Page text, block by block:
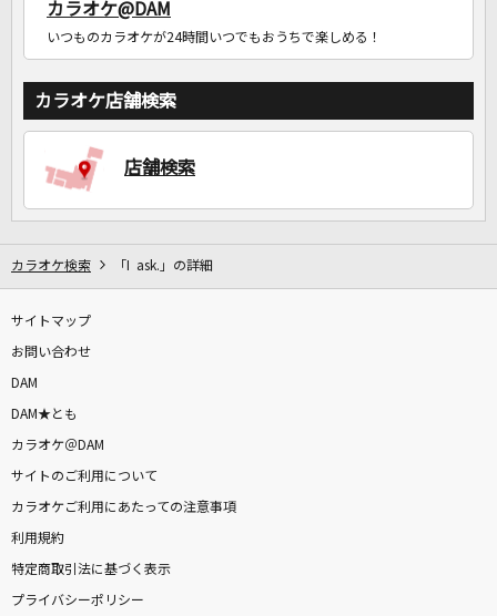
カラオケ@DAM
いつものカラオケが24時間いつでもおうちで楽しめる！
カラオケ店舗検索
店舗検索
カラオケ検索 「I ask.」の詳細
サイトマップ
お問い合わせ
DAM
DAM★とも
カラオケ＠DAM
サイトのご利用について
カラオケご利用にあたっての注意事項
利用規約
特定商取引法に基づく表示
プライバシーポリシー